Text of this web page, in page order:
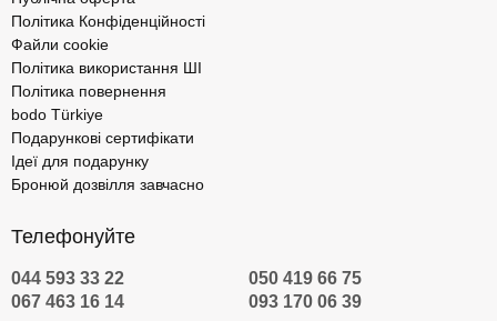
Політика Конфіденційності
Файли cookie
Політика використання ШІ
Політика повернення
bodo Türkiye
Подарункові сертифікати
Ідеї для подарунку
Бронюй дозвілля завчасно
Телефонуйте
044 593 33 22
050 419 66 75
067 463 16 14
093 170 06 39